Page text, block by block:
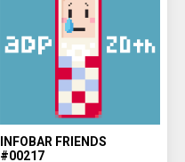
INFOBAR FRIENDS
#00217